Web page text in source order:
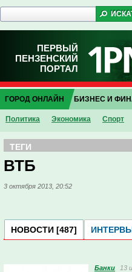
ПЕРВЫЙ
ПЕНЗЕНСКИЙ
ПОРТАЛ
ГОРОД ОНЛАЙН
Политика Экономика Спорт
БИЗНЕС И
ТЕГИ
ВТБ
3 октября 2013, 20:52
НОВОСТИ [487]
Банки 13